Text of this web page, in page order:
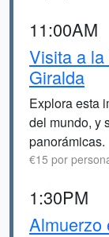
11:00AM
Visita a
Giralda
Explora esta
del mundo, y
panorámicas.
€15 por
1:30PM
Almuerzo